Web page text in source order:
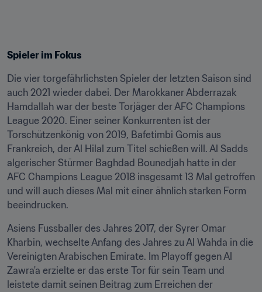
Spieler im Fokus
Die vier torgefährlichsten Spieler der letzten Saison sind
auch 2021 wieder dabei. Der Marokkaner Abderrazak
Hamdallah war der beste Torjäger der AFC Champions
League 2020. Einer seiner Konkurrenten ist der
Torschützenkönig von 2019, Bafetimbi Gomis aus
Frankreich, der Al Hilal zum Titel schießen will. Al Sadds
algerischer Stürmer Baghdad Bounedjah hatte in der
AFC Champions League 2018 insgesamt 13 Mal getroffen
und will auch dieses Mal mit einer ähnlich starken Form
beeindrucken.
Asiens Fussballer des Jahres 2017, der Syrer Omar
Kharbin, wechselte Anfang des Jahres zu Al Wahda in die
Vereinigten Arabischen Emirate. Im Playoff gegen Al
Zawra'a erzielte er das erste Tor für sein Team und
leistete damit seinen Beitrag zum Erreichen der